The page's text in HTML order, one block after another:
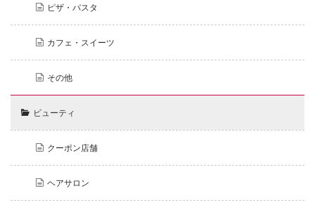
ピザ・パスタ
カフェ・スイーツ
その他
ビューティ
クーポン店舗
ヘアサロン